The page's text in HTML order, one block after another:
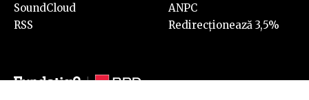
SoundCloud
RSS
ANPC
Redirecționează 3,5%